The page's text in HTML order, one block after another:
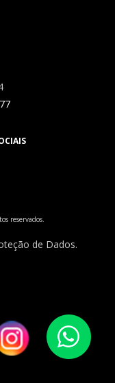
reservados.
de Dados.